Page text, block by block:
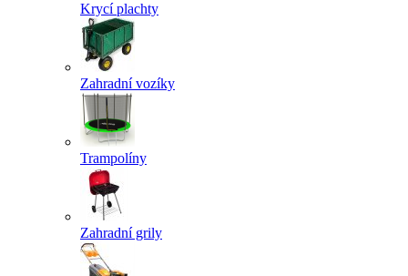
Krycí plachty
Zahradní vozíky
Trampolíny
Zahradní grily